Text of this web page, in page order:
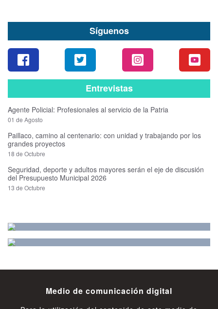
Síguenos
Entrevistas
Agente Policial: Profesionales al servicio de la Patria
01 de Agosto
Paillaco, camino al centenario: con unidad y trabajando por los
grandes proyectos
18 de Octubre
Seguridad, deporte y adultos mayores serán el eje de discusión
del Presupuesto Municipal 2026
13 de Octubre
Medio de comunicación digital